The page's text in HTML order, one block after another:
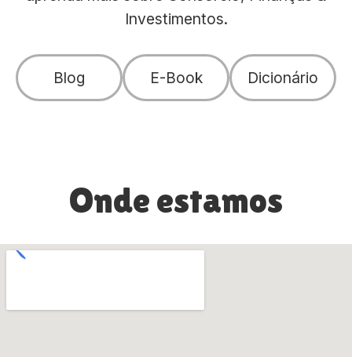
Investimentos.
Blog E-Book Dicionário
Onde estamos